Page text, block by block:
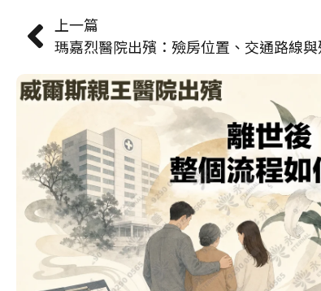
上一篇